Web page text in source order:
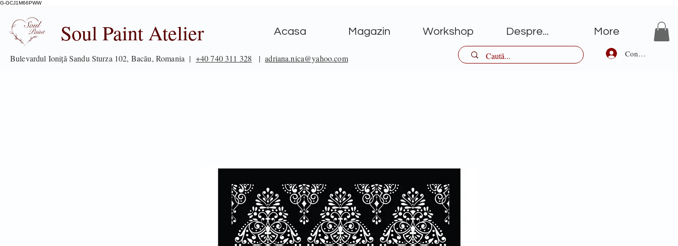
G-GCJ1M66PWW
Soul Paint Atelier Acasa Magazin Workshop Despre... More
Bulevardul Ioniță Sandu Sturza 102, Bacău, Romania | +40 740 311 328 |adriana.nica@yahoo.com Conectează-te